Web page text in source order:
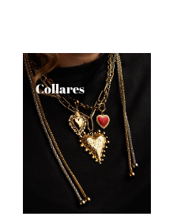
Collares